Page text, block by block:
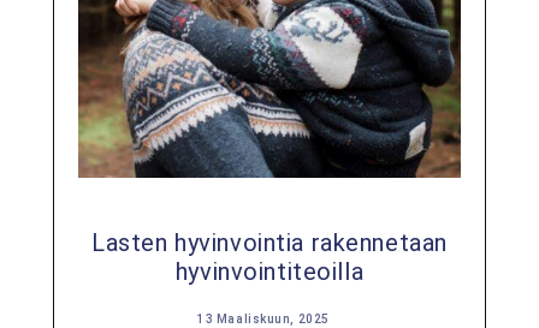
Lasten hyvinvointia rakennetaan
hyvinvointiteoilla
13 Maaliskuun, 2025